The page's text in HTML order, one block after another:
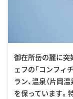
御在所岳の麓に突
ェフの「コンフィ
ラン、温泉（片岡
を保っています。